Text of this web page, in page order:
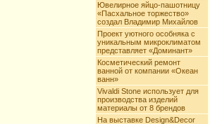
Ювелирное яйцо-пашотницу
«Пасхальное торжество»
создал Владимир Михайлов
Проект уютного особняка с
уникальным микроклиматом
представляет «Доминант»
Косметический ремонт
ванной от компании «Океан
ванн»
Vivaldi Stone использует для
производства изделий
материалы от 8 брендов
На выставке Design&Decor